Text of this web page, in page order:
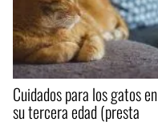
Cuidados para los gatos en
su tercera edad (presta